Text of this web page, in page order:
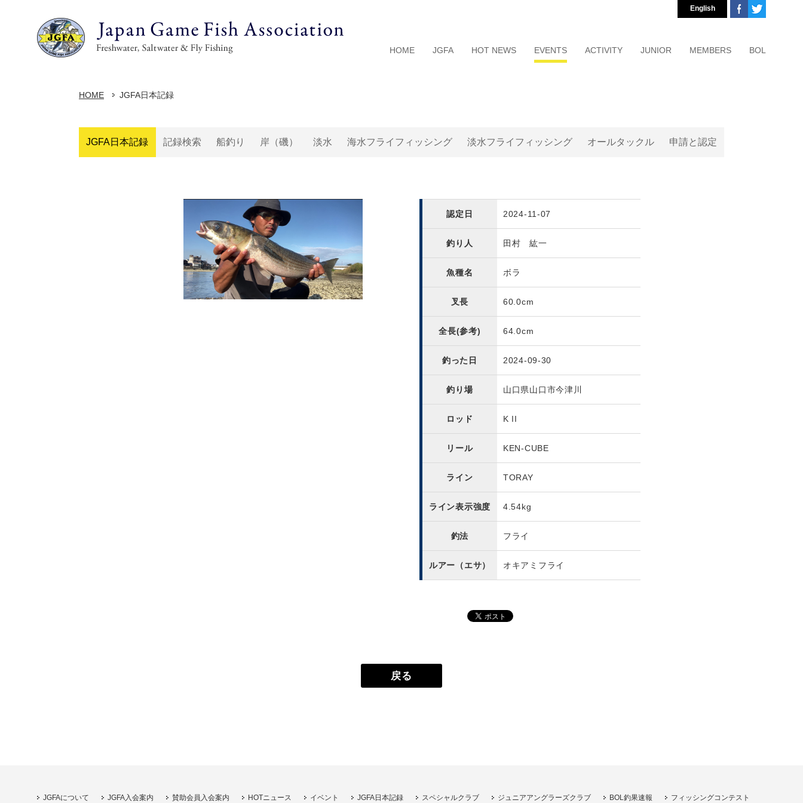
HOME JGFA HOT NEWS EVENTS ACTIVITY JUNIOR MEMBERS BOL
English
HOME JGFA日本記録
JGFA日本記録 記録検索 船釣り 岸（磯） 淡水 海水フライフィッシング 淡水フライフィッシング オールタックル 申請と認定
認定日 2024-11-07
釣り人 田村 紘一
魚種名 ボラ
叉長 60.0cm
全長(参考) 64.0cm
釣った日 2024-09-30
釣り場 山口県山口市今津川
ロッド K II
リール KEN-CUBE
ライン TORAY
ライン表示強度 4.54kg
釣法 フライ
ルアー（エサ） オキアミフライ
戻る
JGFAについて JGFA入会案内 賛助会員入会案内 HOTニュース イベント JGFA日本記録 スペシャルクラブ ジュニアアングラーズクラブ BOL釣果速報 フィッシングコンテスト